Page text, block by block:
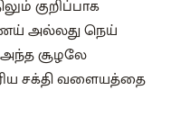
குறிப்பாக
அல்லது நெய்
அந்த சூழலே
சக்தி வளையத்தை